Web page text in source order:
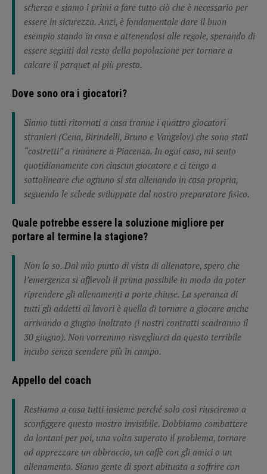
scherza e siamo i primi a fare tutto ciò che è necessario per
essere in sicurezza. Anzi, è fondamentale dare il buon
esempio stando in casa e attenendosi alle regole, sperando di
essere seguiti dal resto della popolazione per tornare a
calcare il parquet al più presto.
Dove sono ora i giocatori?
Siamo tutti ritornati a casa tranne i quattro giocatori
stranieri (Cena, Birindelli, Bruno e Vangelov) che sono stati
“costretti” a rimanere a Piacenza. In ogni caso, mi sento
quotidianamente con ciascun giocatore e ci tengo a
sottolineare che ognuno si sta allenando in casa propria,
seguendo le schede sviluppate dal nostro preparatore fisico.
Quale potrebbe essere la soluzione migliore per
portare al termine la stagione?
Non lo so. Dal mio punto di vista di allenatore, spero che
l’emergenza si affievoli il prima possibile in modo da poter
riprendere gli allenamenti a porte chiuse. La speranza di
tutti gli addetti ai lavori è quella di tornare a giocare anche
arrivando a giugno inoltrato (i nostri contratti scadranno il
30 giugno). Non vorremmo risvegliarci da questo terribile
incubo senza scendere più in campo.
Appello del coach
Restiamo a casa tutti insieme perché solo così riusciremo a
sconfiggere questo mostro invisibile. Dobbiamo combattere
da lontani per poi, una volta superato il problema, tornare
ad apprezzare un abbraccio, un caffè con gli amici o un
allenamento. Siamo gente di sport abituata a soffrire con